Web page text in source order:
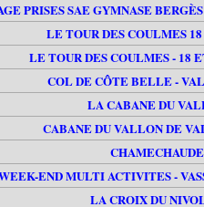
PRISES SAE GYMNASE
LE TOUR DES COULMES
LE TOUR DES COULMES - 18
COL DE CÔTE BELLE -
LA CABANE DU
CABANE DU VALLON DE
CHAMECHAUDE
END MULTI ACTIVITES -
LA CROIX DU